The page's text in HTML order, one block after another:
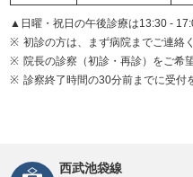
▲日曜・祝日の午後診療は13:30 -
初診の方は、まず病院までご連絡
院長の診察（初診・再診）をご希
診察終了時間の30分前までに受付
西武池袋線